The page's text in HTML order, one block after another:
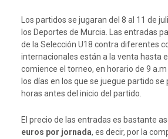
Los partidos se jugaran del 8 al 11 de
los Deportes de Murcia. Las entradas
de la Selección U18 contra diferentes
internacionales están a la venta hasta
comience el torneo, en horario de 9
los días en los que se juegue partido
horas antes del inicio del partido.
El precio de las entradas es bastante
euros por jornada, es decir, por la